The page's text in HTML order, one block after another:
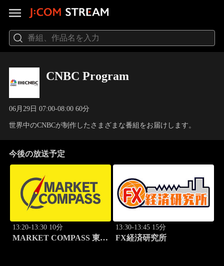
CNBC Program
06月29日 07:00-08:00 60分
世界中のCNBCが制作したさまざまな番組をお届けします。
今後の放送予定
13:20-13:30 10分
MARKET COMPASS 東証
13:30-13:45 15分
FX経済研究所